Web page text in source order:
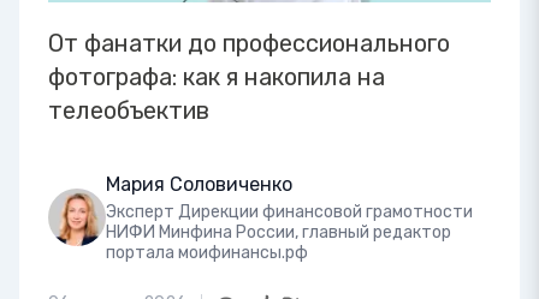
От фанатки до профессионального
фотографа: как я накопила на
телеобъектив
Мария Соловиченко
Эксперт Дирекции финансовой грамотности
НИФИ Минфина России, главный редактор
портала моифинансы.рф